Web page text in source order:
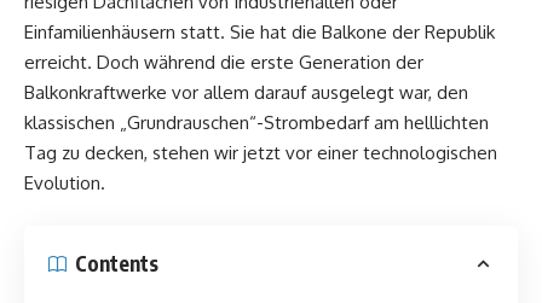
Einfamilienhäusern statt. Sie hat die Balkone der Republik
erreicht. Doch während die erste Generation der
Balkonkraftwerke vor allem darauf ausgelegt war, den
klassischen „Grundrauschen“-Strombedarf am helllichten
Tag zu decken, stehen wir jetzt vor einer technologischen
Evolution.
Contents